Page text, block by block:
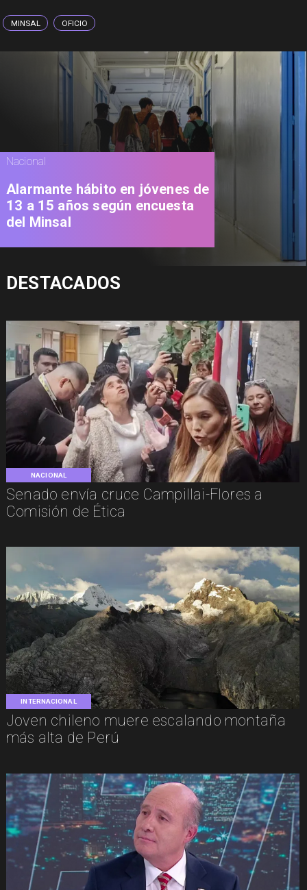
MINSAL OFICIO
NACIONAL
Senado envía cruce Campillai-Flores a
Comisión de Ética
INTERNACIONAL
Joven chileno muere escalando montaña
más alta de Perú
Nacional
Alarmante hábito en jóvenes de
13 a 15 años según encuesta
del Minsal
DESTACADOS